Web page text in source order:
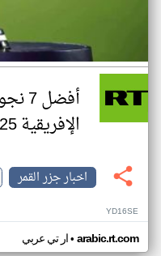
الإفريقية 2025
اخبار جزر القمر
YD16SE
ار تي عربي• arabic.rt.com